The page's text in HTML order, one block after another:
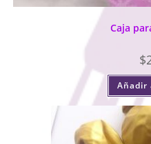
Caja
$
Añadir